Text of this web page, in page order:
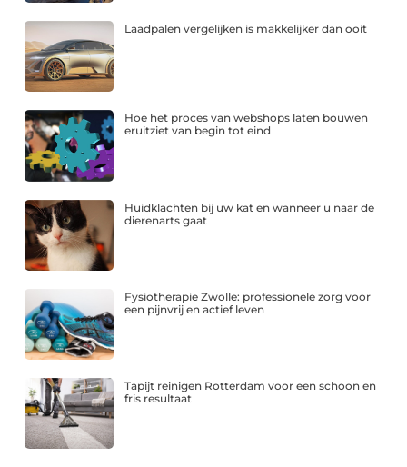
Laadpalen vergelijken is makkelijker dan ooit
Hoe het proces van webshops laten bouwen
eruitziet van begin tot eind
Huidklachten bij uw kat en wanneer u naar de
dierenarts gaat
Fysiotherapie Zwolle: professionele zorg voor
een pijnvrij en actief leven
Tapijt reinigen Rotterdam voor een schoon en
fris resultaat